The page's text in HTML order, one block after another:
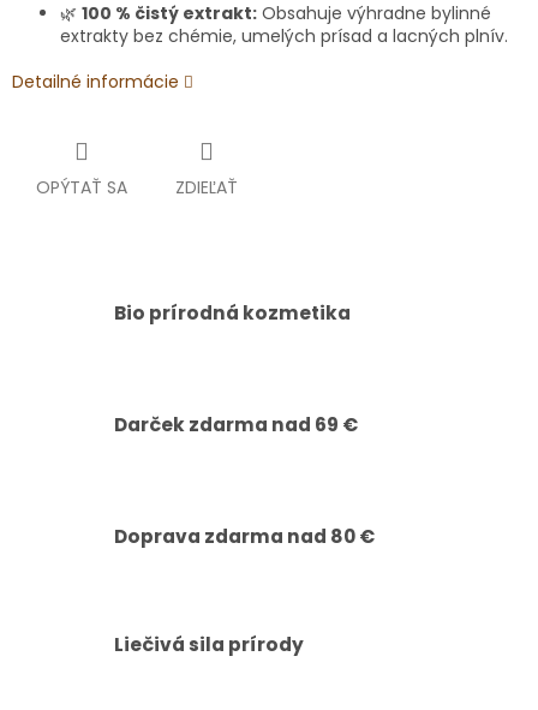
🌿 100 % čistý extrakt: Obsahuje výhradne bylinné
extrakty bez chémie, umelých prísad a lacných plnív.
Detailné informácie
OPÝTAŤ SA ZDIEĽAŤ
Bio prírodná kozmetika
Darček zdarma nad 69 €
Doprava zdarma nad 80 €
Liečivá sila prírody